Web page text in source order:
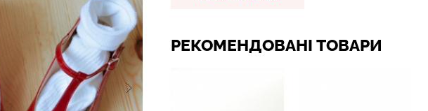
РЕКОМЕНДОВАНІ ТОВАРИ